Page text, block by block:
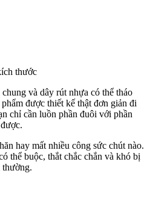
thước
và dây rút nhựa có thể tháo
được thiết kế thật đơn giản đi
chỉ cần luồn phần đuôi với phần
hay mất nhiều công sức chút nào.
thể buộc, thắt chắc chắn và khó bị